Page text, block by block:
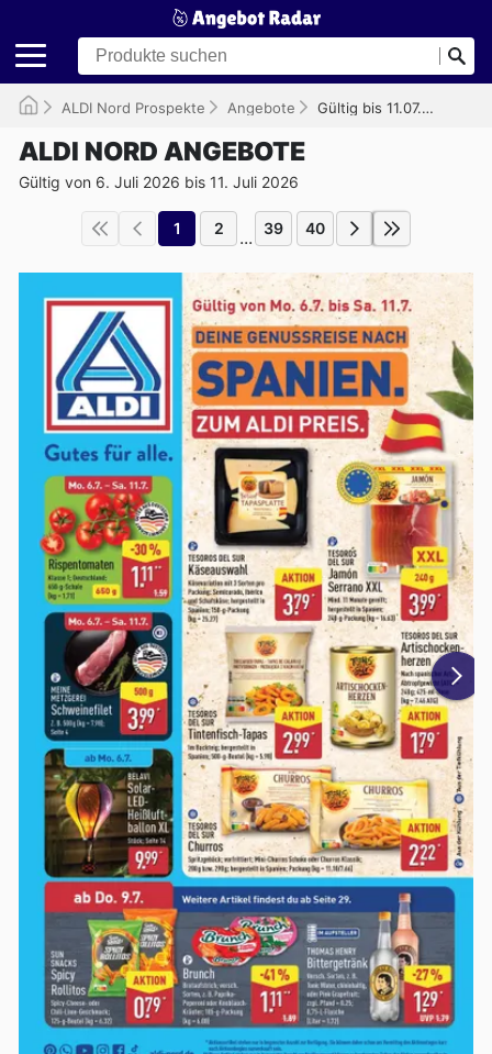
ALDI Nord Prospekte Angebote Gültig bis 11.07.2026
ALDI NORD ANGEBOTE
Gültig von 6. Juli 2026 bis 11. Juli 2026
1 2 ... 39 40